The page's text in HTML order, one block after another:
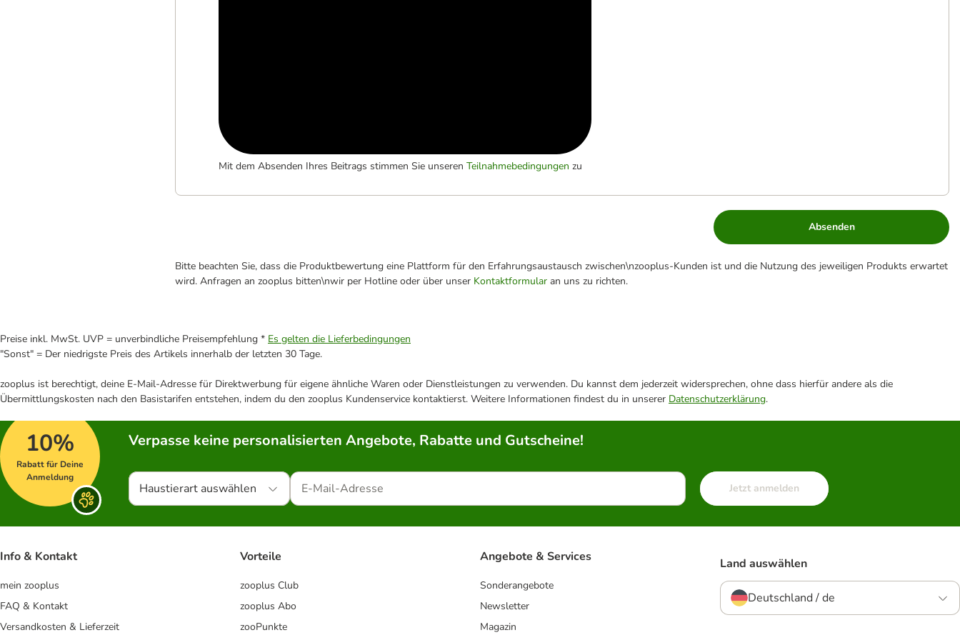
Mit dem Absenden Ihres Beitrags stimmen Sie unseren Teilnahmebedingungen zu
Absenden
Bitte beachten Sie, dass die Produktbewertung eine Plattform für den Erfahrungsaustausch zwischen\nzooplus-Kunden ist und die Nutzung des jeweiligen Produkts erwartet
wird. Anfragen an zooplus bitten\nwir per Hotline oder über unser Kontaktformular an uns zu richten.
Preise inkl. MwSt. UVP = unverbindliche Preisempfehlung * Es gelten die Lieferbedingungen
"Sonst" = Der niedrigste Preis des Artikels innerhalb der letzten 30 Tage.
zooplus ist berechtigt, deine E-Mail-Adresse für Direktwerbung für eigene ähnliche Waren oder Dienstleistungen zu verwenden. Du kannst dem jederzeit widersprechen, ohne dass hierfür andere als die
Übermittlungskosten nach den Basistarifen entstehen, indem du den zooplus Kundenservice kontaktierst. Weitere Informationen findest du in unserer Datenschutzerklärung.
10%
Rabatt für Deine
Anmeldung
Verpasse keine personalisierten Angebote, Rabatte und Gutscheine!
Haustierart auswählen Jetzt anmelden
Info & Kontakt
mein zooplus
FAQ & Kontakt
Versandkosten & Lieferzeit
Vorteile
zooplus Club
zooplus Abo
zooPunkte
Angebote & Services
Sonderangebote
Newsletter
Magazin
Land auswählen
Deutschland / de